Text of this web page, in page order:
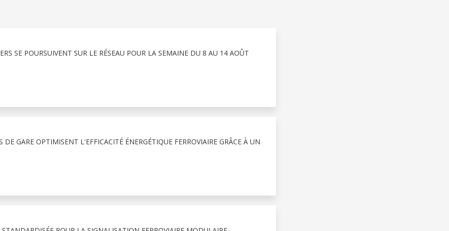
SE POURSUIVENT SUR LE RÉSEAU POUR LA SEMAINE DU 8 AU 14 AOÛT
DE GARE OPTIMISENT L'EFFICACITÉ ÉNERGÉTIQUE FERROVIAIRE GRÂCE À UN